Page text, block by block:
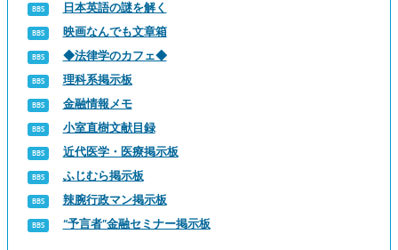
日本英語の謎を解く
映画なんでも文章箱
◆法律学のカフェ◆
理科系掲示板
金融情報メモ
小室直樹文献目録
近代医学・医療掲示板
ふじむら掲示板
辣腕行政マン掲示板
“予言者”金融セミナー掲示板